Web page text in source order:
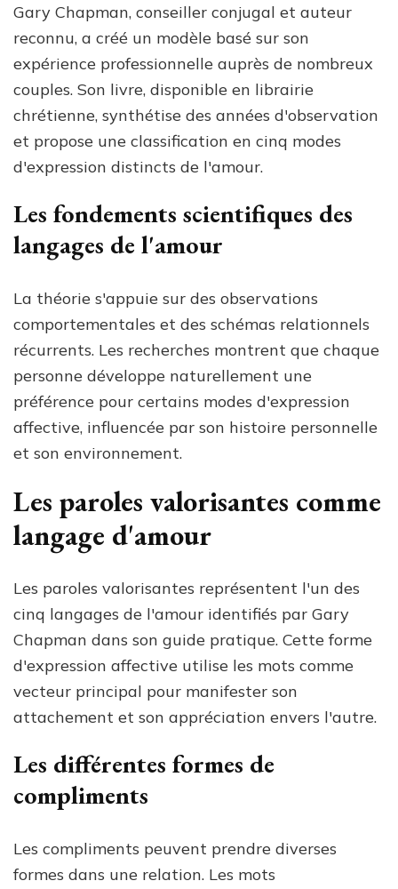
Gary Chapman, conseiller conjugal et auteur
reconnu, a créé un modèle basé sur son
expérience professionnelle auprès de nombreux
couples. Son livre, disponible en librairie
chrétienne, synthétise des années d'observation
et propose une classification en cinq modes
d'expression distincts de l'amour.
Les fondements scientifiques des
langages de l'amour
La théorie s'appuie sur des observations
comportementales et des schémas relationnels
récurrents. Les recherches montrent que chaque
personne développe naturellement une
préférence pour certains modes d'expression
affective, influencée par son histoire personnelle
et son environnement.
Les paroles valorisantes comme
langage d'amour
Les paroles valorisantes représentent l'un des
cinq langages de l'amour identifiés par Gary
Chapman dans son guide pratique. Cette forme
d'expression affective utilise les mots comme
vecteur principal pour manifester son
attachement et son appréciation envers l'autre.
Les différentes formes de
compliments
Les compliments peuvent prendre diverses
formes dans une relation. Les mots